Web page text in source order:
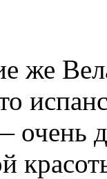
же
очень